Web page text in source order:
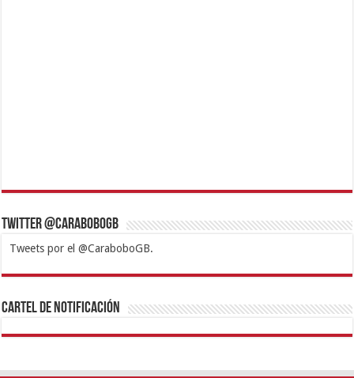
Twitter @CaraboboGB
Tweets por el @CaraboboGB.
1xbetBetturkeyBetistKralbetSupertotobetTipobetMatadorbetMariobet
https://mvbcasino.com/
Cartel de Notificación